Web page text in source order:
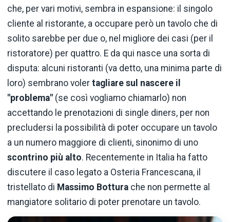
che, per vari motivi, sembra in espansione: il singolo
cliente al ristorante, a occupare però un tavolo che di
solito sarebbe per due o, nel migliore dei casi (per il
ristoratore) per quattro. E da qui nasce una sorta di
disputa: alcuni ristoranti (va detto, una minima parte di
loro) sembrano voler tagliare sul nascere il
"problema" (se così vogliamo chiamarlo) non
accettando le prenotazioni di single diners, per non
precludersi la possibilità di poter occupare un tavolo
a un numero maggiore di clienti, sinonimo di uno
scontrino più alto. Recentemente in Italia ha fatto
discutere il caso legato a Osteria Francescana, il
tristellato di Massimo Bottura che non permette al
mangiatore solitario di poter prenotare un tavolo.